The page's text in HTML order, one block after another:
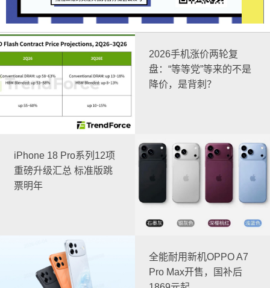
2026手机涨价两轮复
盘：“等等党”等来的不是
降价，是背刺？
iPhone 18 Pro系列12项
重磅升级汇总 标准版跳
票明年
全能耐用新机OPPO A7
Pro Max开售，国补后